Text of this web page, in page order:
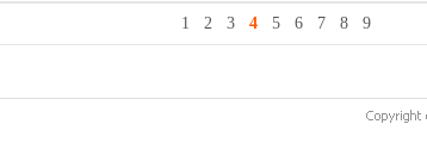
1 2 3 4 5 6 7 8 9